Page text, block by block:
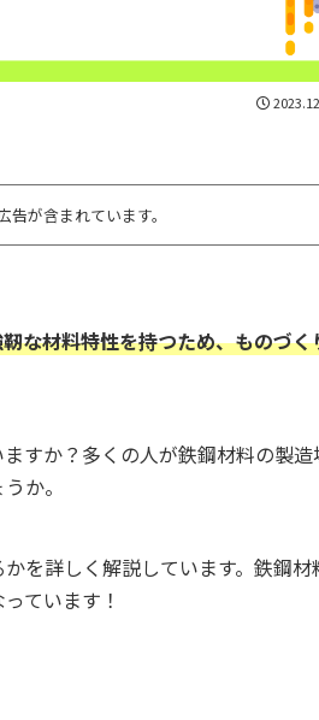
が含まれています。
な材料特性を持つため、ものづ
すか？多くの人が鉄鋼材料の製
か。
を詳しく解説しています。鉄鋼
ています！